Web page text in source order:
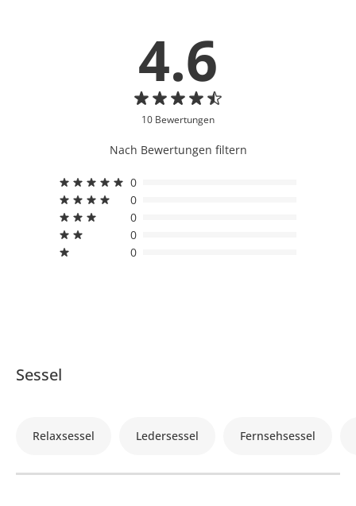
4.6
10 Bewertungen
Nach Bewertungen filtern
0
0
0
0
0
Sessel
Relaxsessel Ledersessel Fernsehsessel